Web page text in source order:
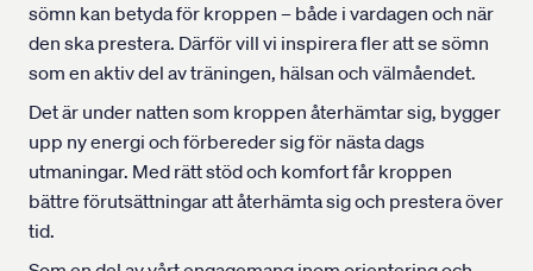
sömn kan betyda för kroppen – både i vardagen och när
den ska prestera. Därför vill vi inspirera fler att se sömn
som en aktiv del av träningen, hälsan och välmåendet.
Det är under natten som kroppen återhämtar sig, bygger
upp ny energi och förbereder sig för nästa dags
utmaningar. Med rätt stöd och komfort får kroppen
bättre förutsättningar att återhämta sig och prestera över
tid.